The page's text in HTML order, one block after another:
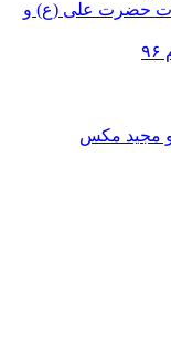
حضرت علی (ع) و
مجید مکس